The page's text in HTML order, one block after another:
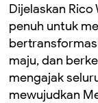
Dijelaskan
penuh untuk
maju, dan
mengajak
mewujudkan